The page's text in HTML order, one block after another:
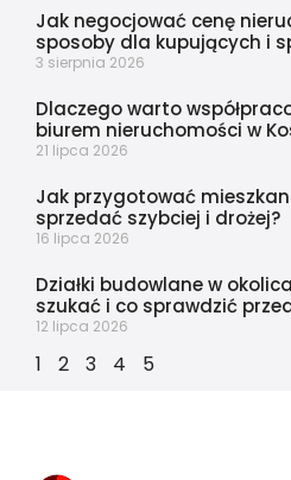
Jak negocjować cenę
sposoby dla kupujących i
3 sierpnia 2026
Dlaczego warto
biurem nieruchomości w
21 lipca 2026
Jak przygotować
sprzedać szybciej i drożej?
16 lipca 2026
Działki budowlane w
szukać i co sprawdzić
12 lipca 2026
1 2 3 4 5